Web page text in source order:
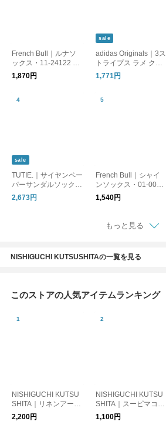
French Bull｜ルナソ
ックス・11-24122 リ
ネン
1,870円
sale
adidas Originals｜3ス
トライプス ラメ クル
ーソックス 靴下 2足セ
ット 3 STRIPES GLIT
PAIRS ka985
1,771円
sale
TUTIE.｜サイヤンペー
パーサンダルソック
ス/美濃和紙・日差し
対策・UV対策 ・ギフ
2,673円
French Bull｜シャイ
ンソックス・01-0071
リネン
1,540円
もっと見る
NISHIGUCHI KUTSUSHITAの一覧を見る
このストアの人気アイテムランキング
NISHIGUCHI KUTSU
SHITA｜リネンアーム
カバー NK0112【ゆう
パケット対応】
2,200円
NISHIGUCHI KUTSU
SHITA｜スーピマコッ
トンソックス ME0105
／memeri【ゆうパケ
1,100円